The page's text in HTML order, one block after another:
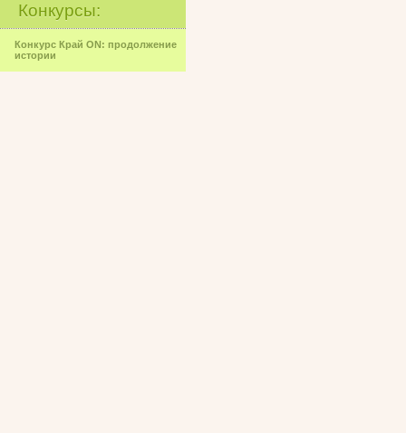
Конкурсы:
Конкурс Край ON: продолжение
истории